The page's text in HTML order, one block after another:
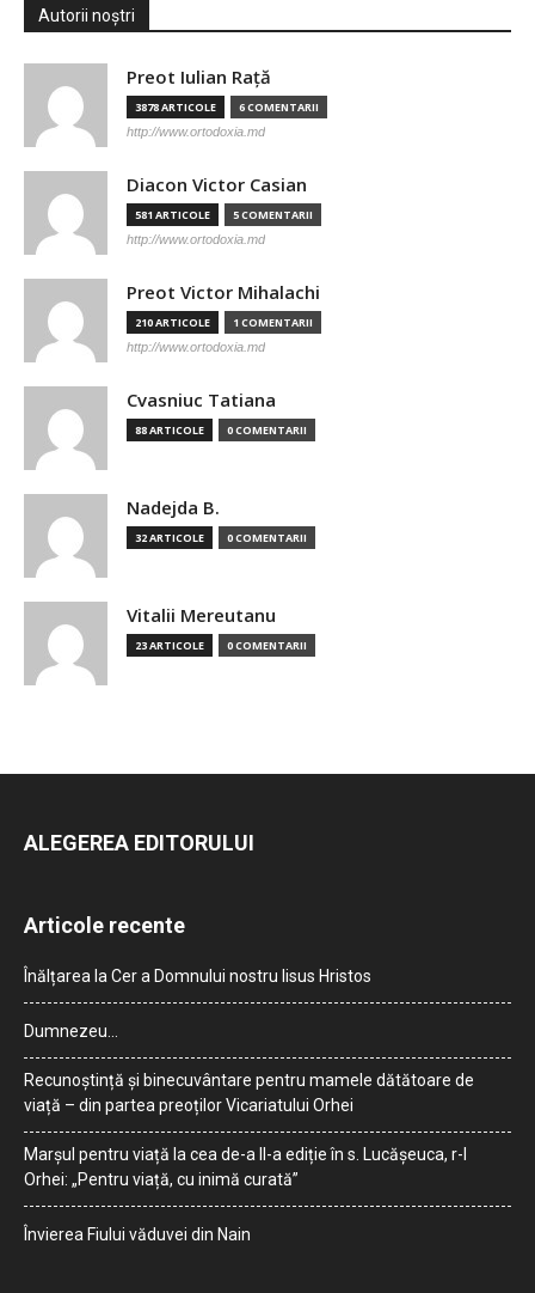
Autorii noștri
Preot Iulian Raţă
3878 ARTICOLE 6 COMENTARII
http://www.ortodoxia.md
Diacon Victor Casian
581 ARTICOLE 5 COMENTARII
http://www.ortodoxia.md
Preot Victor Mihalachi
210 ARTICOLE 1 COMENTARII
http://www.ortodoxia.md
Cvasniuc Tatiana
88 ARTICOLE 0 COMENTARII
Nadejda B.
32 ARTICOLE 0 COMENTARII
Vitalii Mereutanu
23 ARTICOLE 0 COMENTARII
ALEGEREA EDITORULUI
Articole recente
Înălțarea la Cer a Domnului nostru Iisus Hristos
Dumnezeu…
Recunoștință și binecuvântare pentru mamele dătătoare de
viață – din partea preoților Vicariatului Orhei
Marșul pentru viață la cea de-a II-a ediție în s. Lucășeuca, r-l
Orhei: „Pentru viață, cu inimă curată”
Învierea Fiului văduvei din Nain